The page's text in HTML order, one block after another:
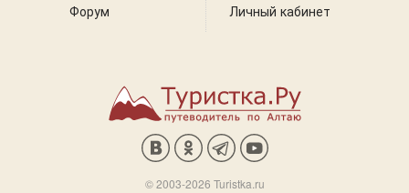
Форум
Личный кабинет
© 2003-2026 Turistka.ru